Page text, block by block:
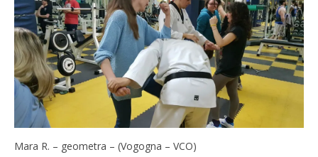
Mara R. – geometra – (Vogogna – VCO)